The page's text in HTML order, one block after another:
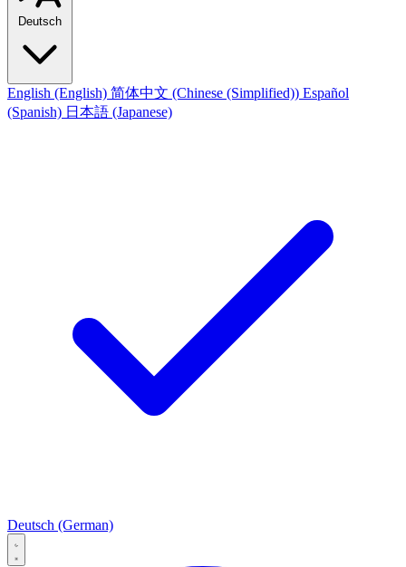
Deutsch
English (English) 简体中文 (Chinese (Simplified)) Español
(Spanish) 日本語 (Japanese)
Deutsch (German)